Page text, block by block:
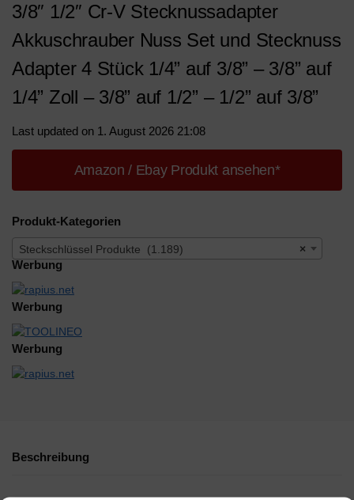
3/8″ 1/2″ Cr-V Stecknussadapter
Akkuschrauber Nuss Set und Stecknuss
Adapter 4 Stück 1/4” auf 3/8” – 3/8” auf
1/4” Zoll – 3/8” auf 1/2” – 1/2” auf 3/8”
Last updated on 1. August 2026 21:08
Amazon / Ebay Produkt ansehen*
Produkt-Kategorien
×
Steckschlüssel Produkte (1.189)
Werbung
Werbung
Werbung
Beschreibung